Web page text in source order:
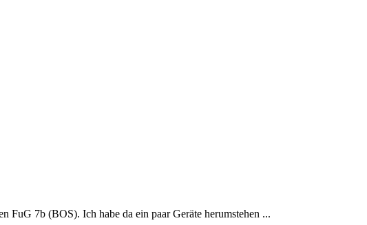
FuG 7b (BOS). Ich habe da ein paar Geräte herumstehen ...